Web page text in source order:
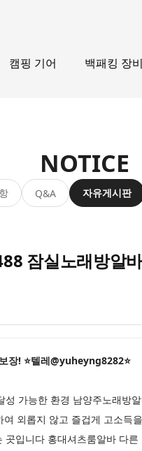
캠핑 기어 백패킹 장비
NOTICE
Q&A 자유게시판
잠실노래방알
장! ⭐텔레@yuheyng8282⭐
가능한 환경 남양주노래방
외롭지 않고 즐겁게 고소득
입니다 홍대셔츠룸알바 다